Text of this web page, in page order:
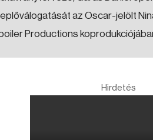
az Oscar-jelölt
Productions
Hirdetés